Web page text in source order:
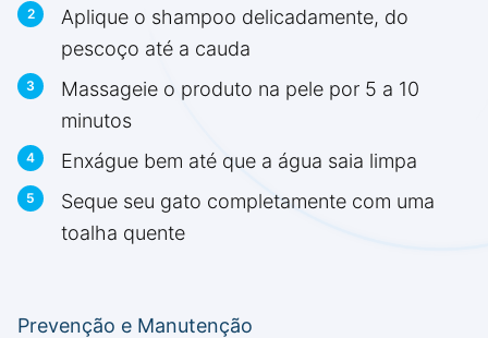
Aplique o shampoo delicadamente, do
pescoço até a cauda
Massageie o produto na pele por 5 a 10
minutos
Enxágue bem até que a água saia limpa
Seque seu gato completamente com uma
toalha quente
Prevenção e Manutenção